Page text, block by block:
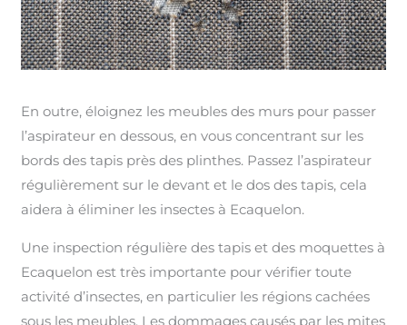
En outre, éloignez les meubles des murs pour passer
l’aspirateur en dessous, en vous concentrant sur les
bords des tapis près des plinthes. Passez l’aspirateur
régulièrement sur le devant et le dos des tapis, cela
aidera à éliminer les insectes à Ecaquelon.
Une inspection régulière des tapis et des moquettes à
Ecaquelon est très importante pour vérifier toute
activité d’insectes, en particulier les régions cachées
sous les meubles. Les dommages causés par les mites